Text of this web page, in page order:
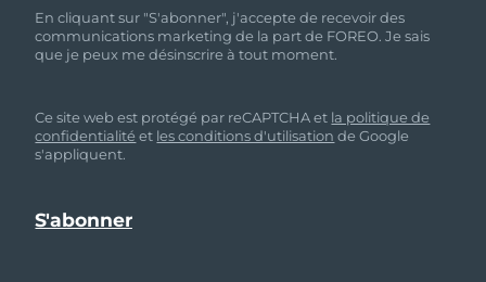
En cliquant sur "S'abonner", j'accepte de recevoir des
communications marketing de la part de FOREO. Je sais
que je peux me désinscrire à tout moment.
Ce site web est protégé par reCAPTCHA et la politique de
confidentialité et les conditions d'utilisation de Google
s'appliquent.